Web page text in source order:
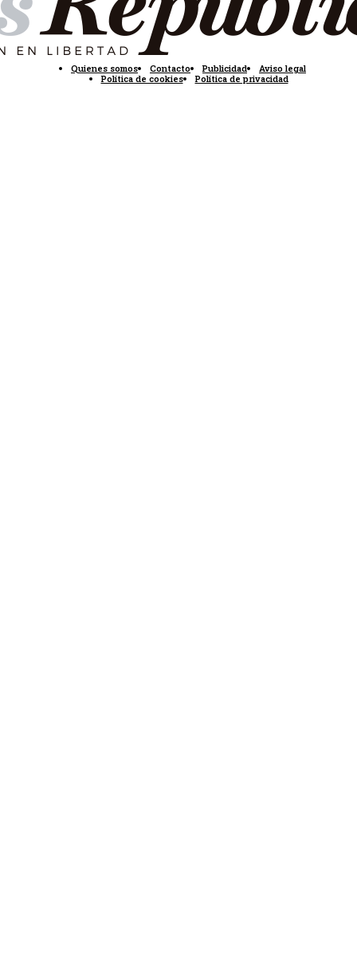
Quienes somos Contacto Publicidad
Aviso legal
Política de cookies
Política de privacidad